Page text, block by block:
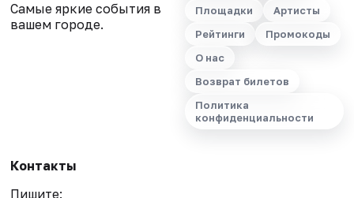
Самые яркие события в
вашем городе.
Площадки
Артисты
Рейтинги
Промокоды
О нас
Возврат билетов
Политика
конфиденциальности
Контакты
Пишите: